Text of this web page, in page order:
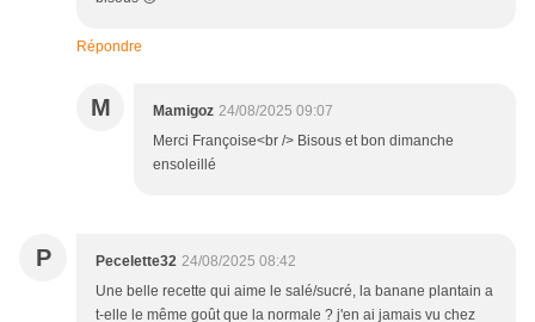
Répondre
M Mamigoz 24/08/2025 09:07
Merci Françoise<br /> Bisous et bon dimanche
ensoleillé
P Pecelette32 24/08/2025 08:42
Une belle recette qui aime le salé/sucré, la banane plantain a
t-elle le même goût que la normale ? j'en ai jamais vu chez